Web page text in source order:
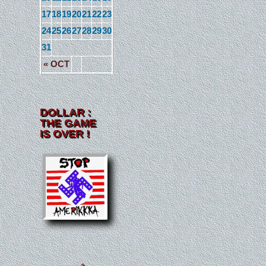
« OCT
17181920212223
24252627282930
31
DOLLAR :
THE GAME
IS OVER !